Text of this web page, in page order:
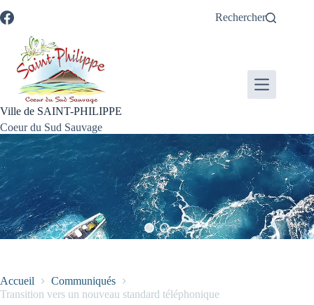
au
au
à
recherche
au
Rechercher
Ville de SAINT-PHILIPPE
Coeur du Sud Sauvage
Accueil
Communiqués
Transition vers un nouveau standard téléphonique